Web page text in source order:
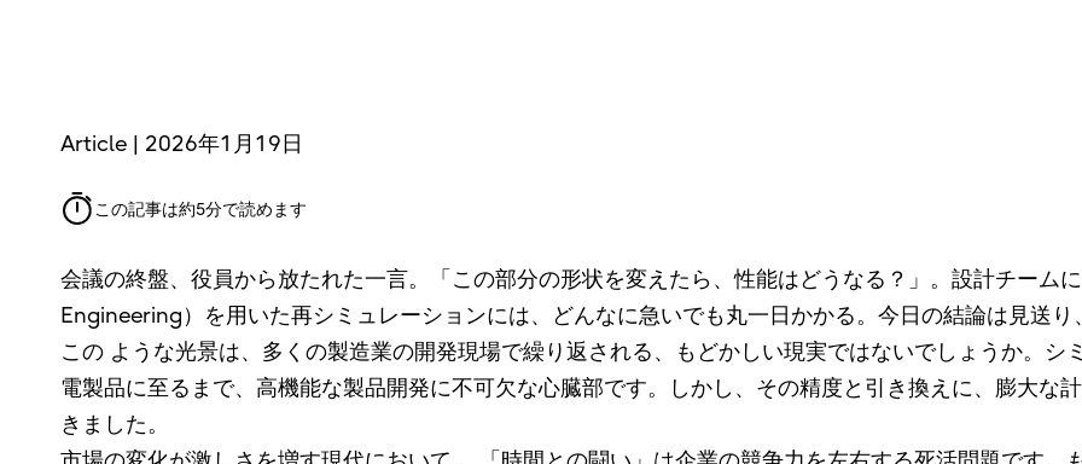
Article | 2026年1月19日
この記事は約5分で読めます
会議の終盤、役員から放たれた一言。「この部分の形状を変えたら、性能はどうなる？」。設計チーム
Engineering）を用いた再シミュレーションには、どんなに急いでも丸一日かかる。今日の結論は見送
この ような光景は、多くの製造業の開発現場で繰り返される、もどかしい現実ではないでしょうか。
電製品に至るまで、高機能な製品開発に不可欠な心臓部です。しかし、その精度と引き換えに、膨大な
きました。